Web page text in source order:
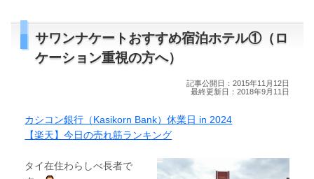
サワンナケートおすすめ宿泊ホテル①（ロ
ケーション重視の方へ）
記事公開日：2015年11月12日
最終更新日：2018年9月11日
カシコン銀行（Kasikorn Bank）休業日 in 2024
【楽天】今日の売れ筋ランキング
タイ在住わらしべ長者で